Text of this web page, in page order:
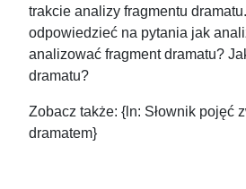
trakcie analizy fragmentu
odpowiedzieć na pytania jak
analizować fragment dramatu?
dramatu?
Zobacz także: {ln: Słownik pojęć
dramatem}